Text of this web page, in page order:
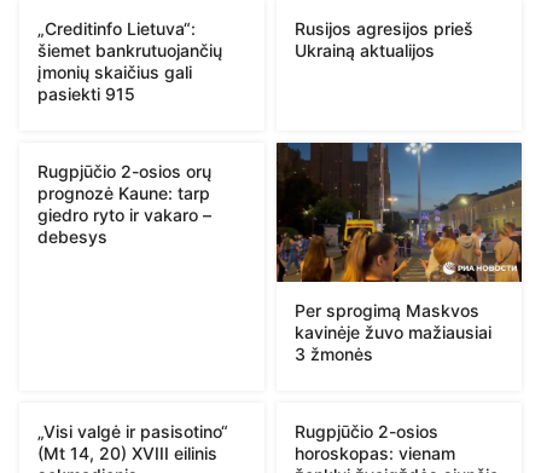
„Creditinfo Lietuva“:
šiemet bankrutuojančių
įmonių skaičius gali
pasiekti 915
Rusijos agresijos prieš
Ukrainą aktualijos
Rugpjūčio 2-osios orų
prognozė Kaune: tarp
giedro ryto ir vakaro –
debesys
Per sprogimą Maskvos
kavinėje žuvo mažiausiai
3 žmonės
„Visi valgė ir pasisotino“
(Mt 14, 20) XVIII eilinis
Rugpjūčio 2-osios
horoskopas: vienam